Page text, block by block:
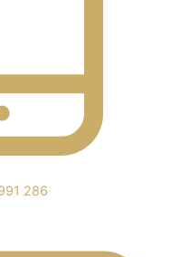
286